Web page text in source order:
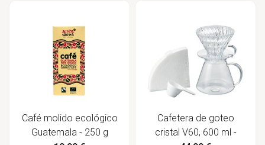
Café molido ecológico
Guatemala - 250 g
Cafetera de goteo
cristal V60, 600 ml -